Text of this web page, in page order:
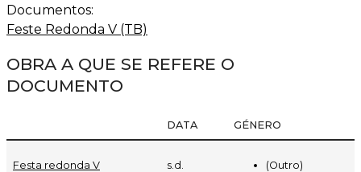
Documentos:
Feste Redonda V (TB)
OBRA A QUE SE REFERE O
DOCUMENTO
DATA GÉNERO
Festa redonda V s.d. (Outro)